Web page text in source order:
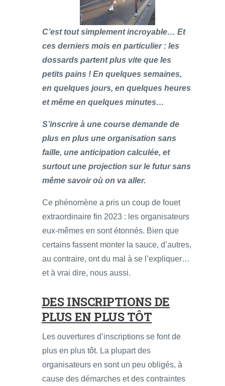
C’est tout simplement incroyable… Et
ces derniers mois en particulier : les
dossards partent plus vite que les
petits pains ! En quelques semaines,
en quelques jours, en quelques heures
et même en quelques minutes…
S’inscrire à une course demande de
plus en plus une organisation sans
faille, une anticipation calculée, et
surtout une projection sur le futur sans
même savoir où on va aller.
Ce phénomène a pris un coup de fouet
extraordinaire fin 2023 : les organisateurs
eux-mêmes en sont étonnés. Bien que
certains fassent monter la sauce, d’autres,
au contraire, ont du mal à se l’expliquer…
et à vrai dire, nous aussi.
DES INSCRIPTIONS DE
PLUS EN PLUS TÔT
Les ouvertures d’inscriptions se font de
plus en plus tôt. La plupart des
organisateurs en sont un peu obligés, à
cause des démarches et des contraintes